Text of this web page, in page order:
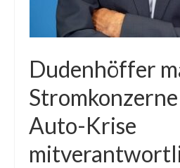
Dudenhöffer
Auto-Krise